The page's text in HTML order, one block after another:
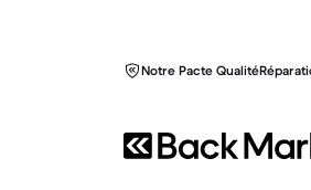
Notre Pacte Qualité